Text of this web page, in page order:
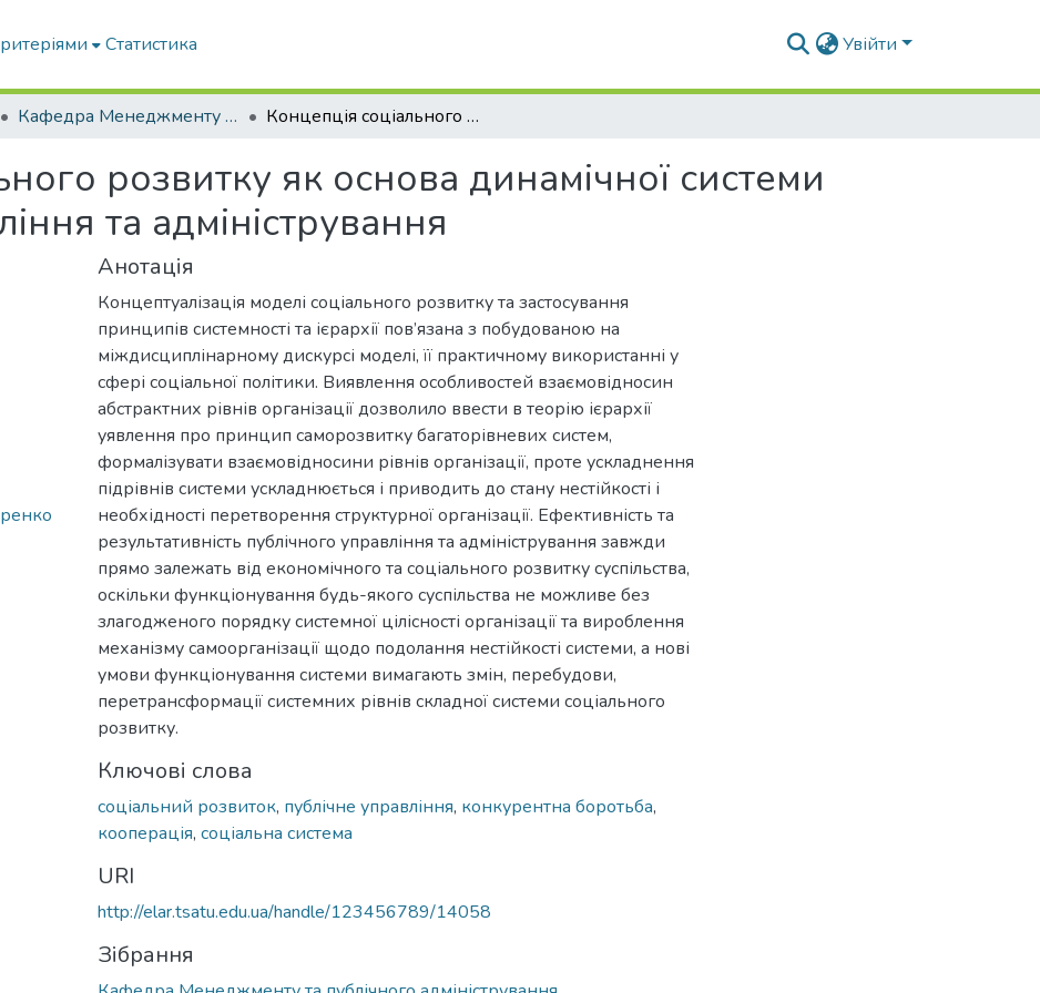
Статистика Увійти
Кафедра Менеджменту та публічного адміністрування Концепція соціального розвитку як основа динамічної системи публічного управління та адміністрування
розвитку як основа динамічної системи
та адміністрування
Анотація
Концептуалізація моделі соціального розвитку та застосування
принципів системності та ієрархії пов’язана з побудованою на
міждисциплінарному дискурсі моделі, її практичному використанні у
сфері соціальної політики. Виявлення особливостей взаємовідносин
абстрактних рівнів організації дозволило ввести в теорію ієрархії
уявлення про принцип саморозвитку багаторівневих систем,
формалізувати взаємовідносини рівнів організації, проте ускладнення
підрівнів системи ускладнюється і приводить до стану нестійкості і
необхідності перетворення структурної організації. Ефективність та
результативність публічного управління та адміністрування завжди
прямо залежать від економічного та соціального розвитку суспільства,
оскільки функціонування будь-якого суспільства не можливе без
злагодженого порядку системної цілісності організації та вироблення
механізму самоорганізації щодо подолання нестійкості системи, а нові
умови функціонування системи вимагають змін, перебудови,
перетрансформації системних рівнів складної системи соціального
розвитку.
Ключові слова
соціальний розвиток, публічне управління, конкурентна боротьба,
кооперація, соціальна система
URI
http://elar.tsatu.edu.ua/handle/123456789/14058
Зібрання